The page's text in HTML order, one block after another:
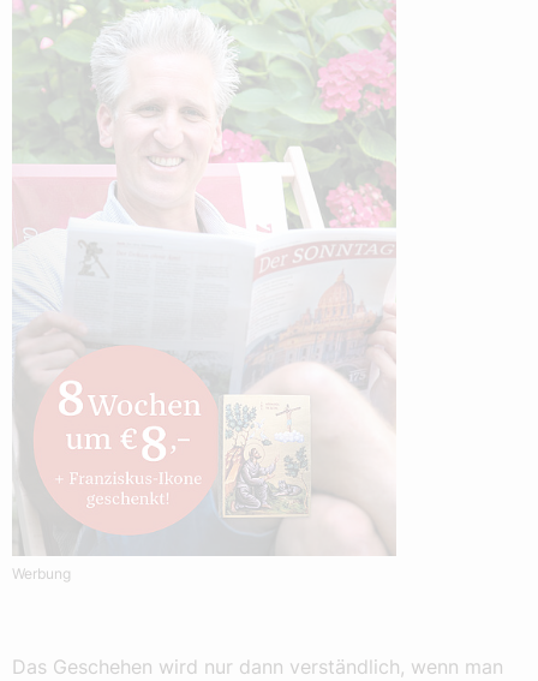
Werbung
Das Geschehen wird nur dann verständlich, wenn man